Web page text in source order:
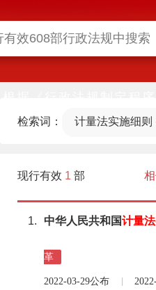
法部官网
检索词： 计量法实施细则
现行有效 1 部
1. 中华人民共和国计量法
革
2022-03-29公布